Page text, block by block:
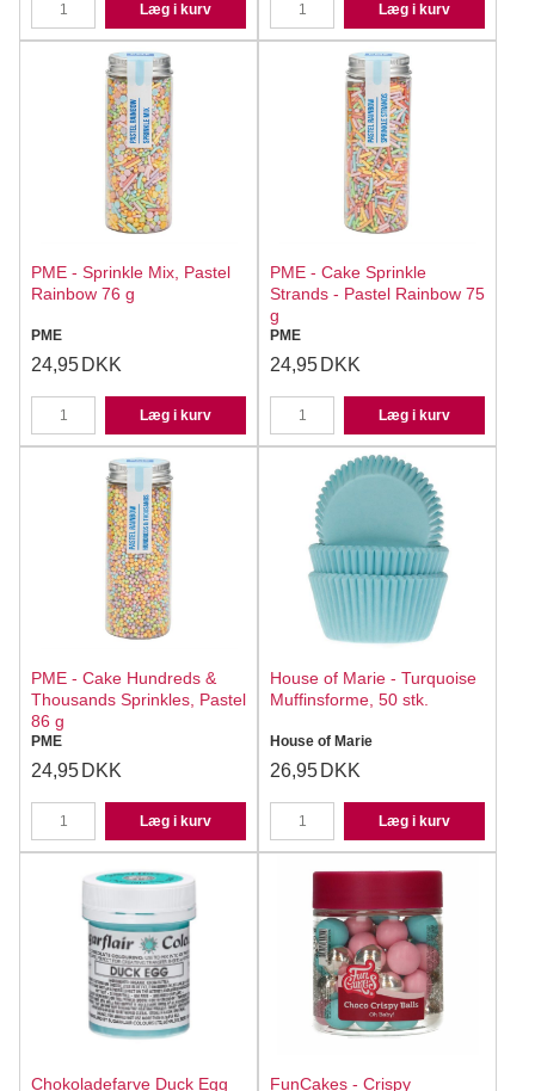
Læg i kurv Læg i kurv
PME - Sprinkle Mix, Pastel
Rainbow 76 g
PME
24,95 DKK
Læg i kurv
PME - Cake Sprinkle
Strands - Pastel Rainbow 75
g
PME
24,95 DKK
Læg i kurv
PME - Cake Hundreds &
Thousands Sprinkles, Pastel
86 g
PME
24,95 DKK
Læg i kurv
House of Marie - Turquoise
Muffinsforme, 50 stk.
House of Marie
26,95 DKK
Læg i kurv
Chokoladefarve Duck Egg FunCakes - Crispy